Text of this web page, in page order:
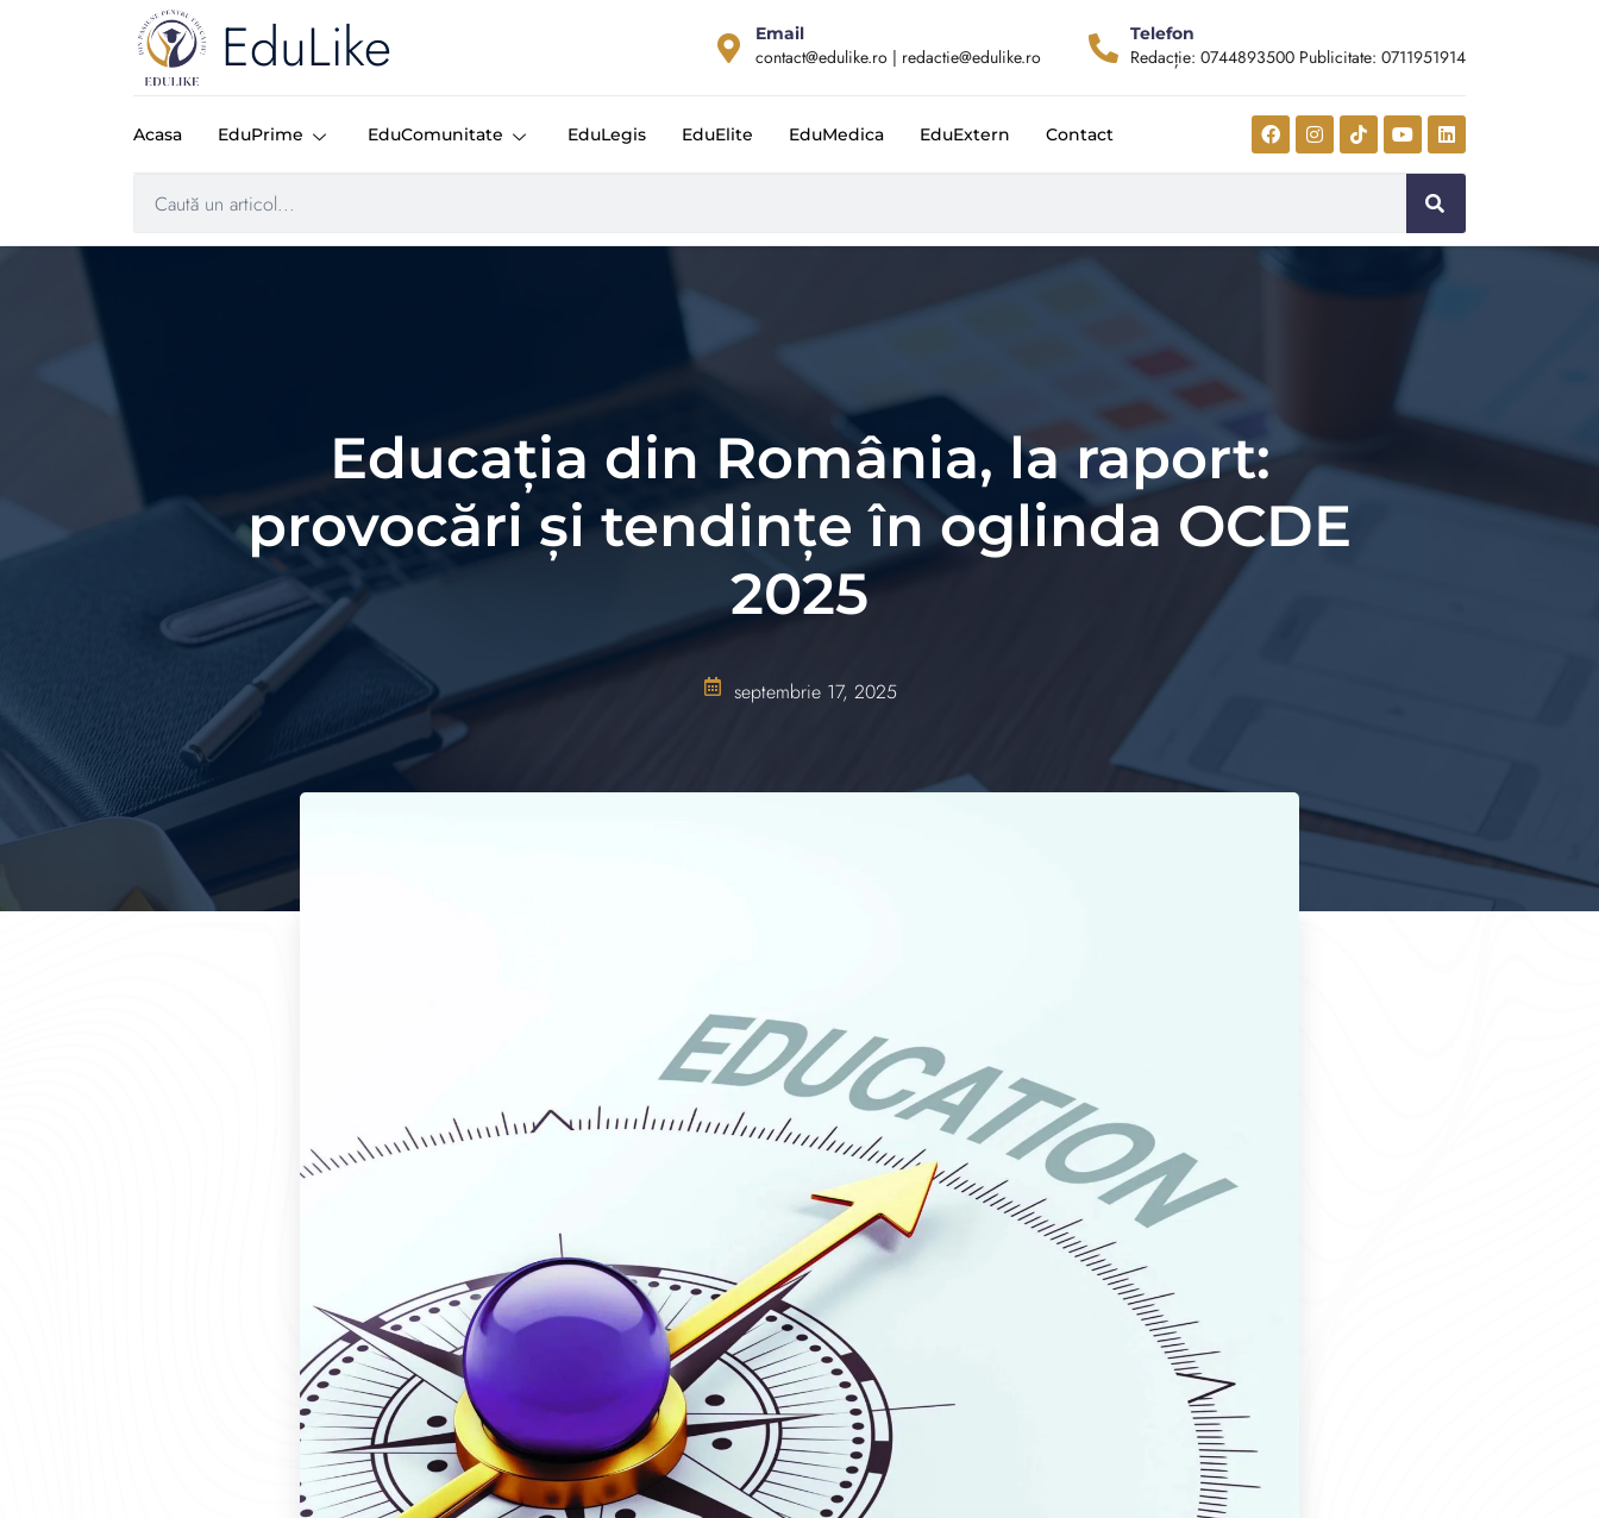
EduLike Email
contact@edulike.ro | redactie@edulike.ro
Telefon
Redacție: 0744893500 Publicitate: 0711951914
Acasa EduPrime EduComunitate EduLegis EduElite EduMedica EduExtern Contact
Educația din România, la raport:
provocări și tendințe în oglinda OCDE
2025
septembrie 17, 2025